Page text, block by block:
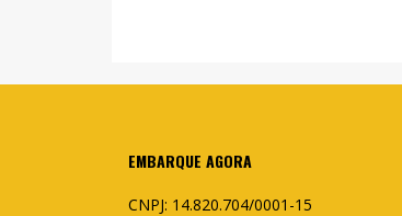
EMBARQUE AGORA
CNPJ: 14.820.704/0001-15